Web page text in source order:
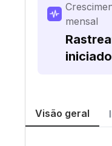
mensal
iniciado
Visão geral